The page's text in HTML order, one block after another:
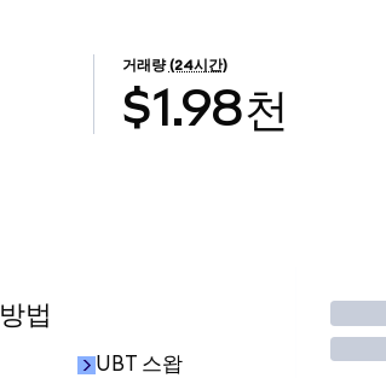
거래량 (24시간)
$1.98천
법
UBT 스왑
거래